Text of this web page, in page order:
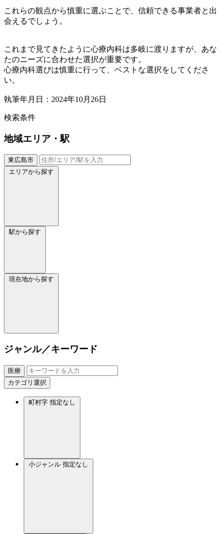
これらの観点から慎重に選ぶことで、信頼できる事業者と出
会えるでしょう。
これまで見てきたように心療内科は多岐に渡りますが、あな
たのニーズに合わせた選択が重要です。
心療内科選びは慎重に行って、ベストな選択をしてくださ
い。
執筆年月日：2024年10月26日
検索条件
地域エリア・駅
東広島市
エリアから探す
駅から探す
現在地から探す
ジャンル／キーワード
医療
カテゴリ選択
町村字 指定なし
小ジャンル 指定なし